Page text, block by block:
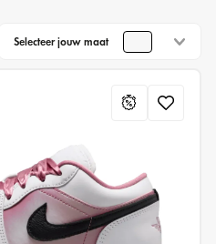
Selecteer jouw maat